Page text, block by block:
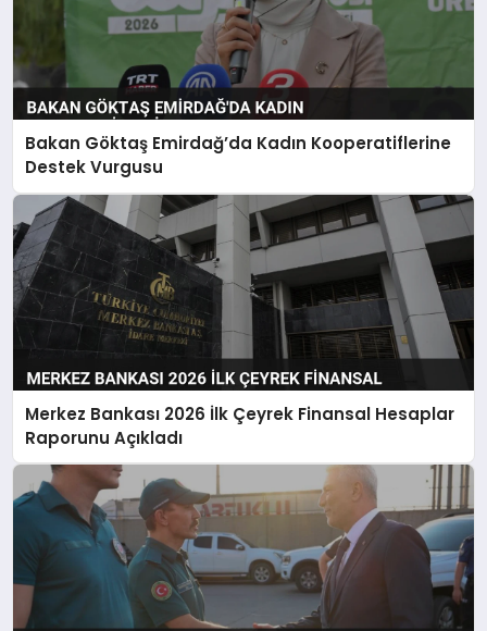
Bakan Göktaş Emirdağ’da Kadın Kooperatiflerine
Destek Vurgusu
Merkez Bankası 2026 İlk Çeyrek Finansal Hesaplar
Raporunu Açıkladı